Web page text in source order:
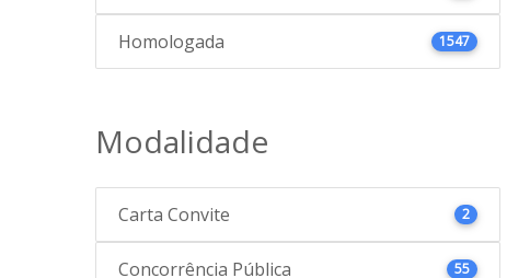
Homologada 1547
Modalidade
Carta Convite 2
Concorrência Pública 55